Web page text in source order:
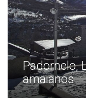
Padornelo,
amaianos